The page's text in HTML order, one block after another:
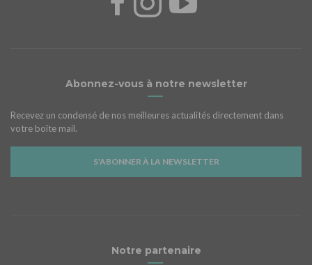
Abonnez-vous à notre newsletter
Recevez un condensé de nos meilleures actualités directement dans
votre boîte mail.
S'ABONNER À LA NEWSLETTER
Notre partenaire